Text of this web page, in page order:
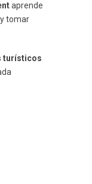
aprende
tomar
turísticos